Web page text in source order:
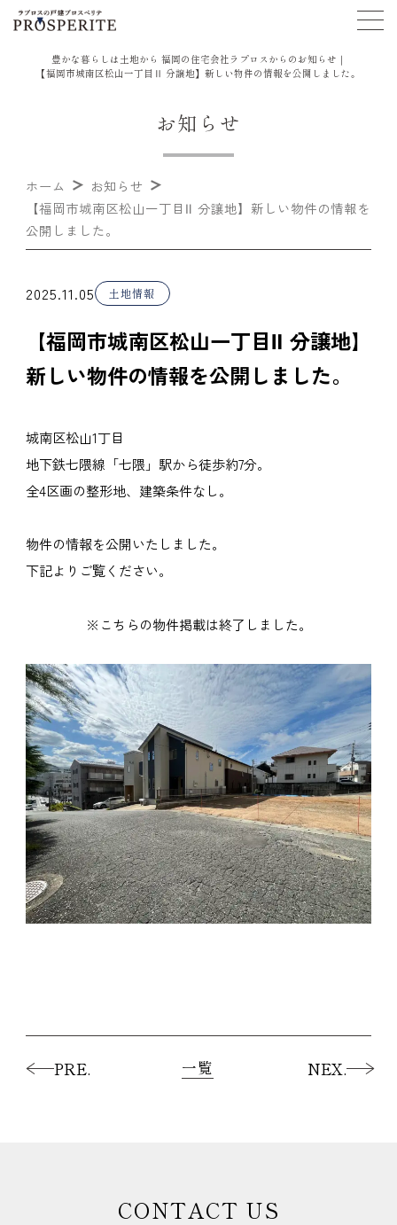
豊かな暮らしは土地から 福岡の住宅会社ラプロスからのお知らせ｜
【福岡市城南区松山一丁目Ⅱ 分譲地】新しい物件の情報を公開しました。
お知らせ
ホーム
お知らせ
【福岡市城南区松山一丁目Ⅱ 分譲地】新しい物件の情報を
公開しました。
2025.11.05 土地情報
【福岡市城南区松山一丁目Ⅱ 分譲地】
新しい物件の情報を公開しました。
城南区松山1丁目
地下鉄七隈線「七隈」駅から徒歩約7分。
全4区画の整形地、建築条件なし。
物件の情報を公開いたしました。
下記よりご覧ください。
※こちらの物件掲載は終了しました。
PRE. 一覧 NEX.
CONTACT US